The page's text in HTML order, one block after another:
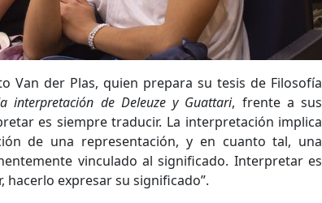
Van der Plas, quien prepara su tesis de Filosofía
interpretación de Deleuze y Guattari, frente a sus
es siempre traducir. La interpretación implica
de una representación, y en cuanto tal, una
vinculado al significado. Interpretar es
hacerlo expresar su significado”.